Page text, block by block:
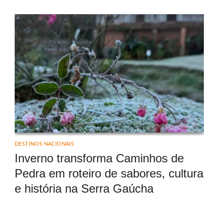
DESTINOS NACIONAIS
Inverno transforma Caminhos de
Pedra em roteiro de sabores, cultura
e história na Serra Gaúcha